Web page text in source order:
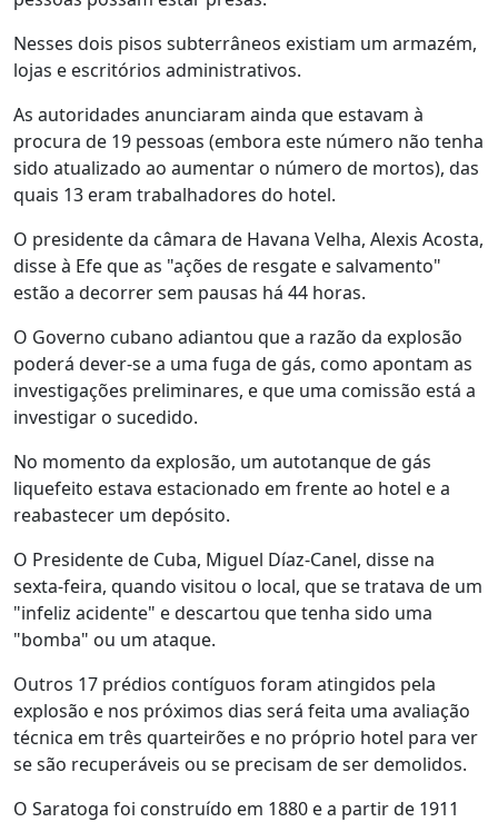
Nesses dois pisos subterrâneos existiam um armazém,
lojas e escritórios administrativos.
As autoridades anunciaram ainda que estavam à
procura de 19 pessoas (embora este número não tenha
sido atualizado ao aumentar o número de mortos), das
quais 13 eram trabalhadores do hotel.
O presidente da câmara de Havana Velha, Alexis Acosta,
disse à Efe que as "ações de resgate e salvamento"
estão a decorrer sem pausas há 44 horas.
O Governo cubano adiantou que a razão da explosão
poderá dever-se a uma fuga de gás, como apontam as
investigações preliminares, e que uma comissão está a
investigar o sucedido.
No momento da explosão, um autotanque de gás
liquefeito estava estacionado em frente ao hotel e a
reabastecer um depósito.
O Presidente de Cuba, Miguel Díaz-Canel, disse na
sexta-feira, quando visitou o local, que se tratava de um
"infeliz acidente" e descartou que tenha sido uma
"bomba" ou um ataque.
Outros 17 prédios contíguos foram atingidos pela
explosão e nos próximos dias será feita uma avaliação
técnica em três quarteirões e no próprio hotel para ver
se são recuperáveis ou se precisam de ser demolidos.
O Saratoga foi construído em 1880 e a partir de 1911